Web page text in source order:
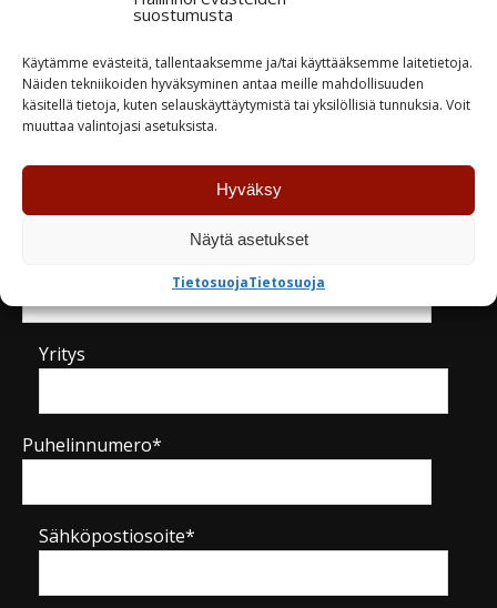
suostumusta
Käytämme evästeitä, tallentaaksemme ja/tai käyttääksemme laitetietoja.
Näiden tekniikoiden hyväksyminen antaa meille mahdollisuuden
käsitellä tietoja, kuten selauskäyttäytymistä tai yksilöllisiä tunnuksia. Voit
muuttaa valintojasi asetuksista.
Hyväksy
Näytä asetukset
TietosuojaTietosuoja
TUTUSTU
Kysy tuotteesta / ota yhteyttä
Yritys
Puhelinnumero*
Sähköpostiosoite*